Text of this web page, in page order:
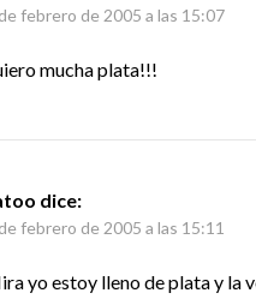
febrero de 2005 a las 15:07
mucha plata!!!
dice:
febrero de 2005 a las 15:11
yo estoy lleno de plata y la